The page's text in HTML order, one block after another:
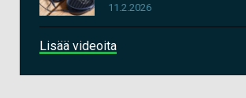
11.2.2026
Lisää videoita